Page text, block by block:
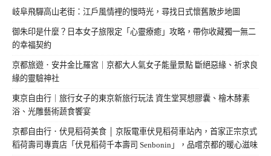
岐阜飛驒高山老街：江戶風情裡的慢時光，尋找日式懷舊散步地圖
御朱印是什麼？日本女子旅限定「心靈療癒」攻略，帶你收藏獨一無二
的幸福契約
京都旅遊．安井金比羅宮｜京都大人氣女子能量景點 斷絕惡緣、祈求良
緣的靈驗神社
東京自由行｜旅行女子的東京新旅行玩法 資生堂冥想膠囊、檜木酵素
浴、光雕藝術蔬食饗宴
京都自由行．伏見稻荷美食 │ 京阪電車伏見稻荷車站內，首家正宗京式
稻荷壽司專賣店「伏見稻荷千本壽司 Senbonin」，品嚐京都的暖心滋味